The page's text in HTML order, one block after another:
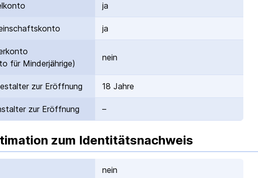
ja
ja
für Minderjährige)
nein
zur Eröffnung 18 Jahre
zur Eröffnung –
zum Identitätsnachweis
nein